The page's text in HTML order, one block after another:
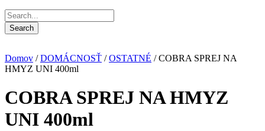
Domov /DOMÁCNOSŤ /OSTATNÉ / COBRA SPREJ NA
HMYZ UNI 400ml
COBRA SPREJ NA HMYZ
UNI 400ml